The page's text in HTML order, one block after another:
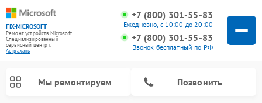
FIX-MICROSOFT
Ремонт устройств Microsoft
Специализированный
cервисный центр г.
Астрахань
+7 (800) 301-55-83
Ежедневно, с 10:00 до 20:00
+7 (800) 301-55-83
Звонок бесплатный по РФ
Мы ремонтируем Позвонить